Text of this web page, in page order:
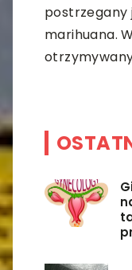
postrzegany
marihuana.